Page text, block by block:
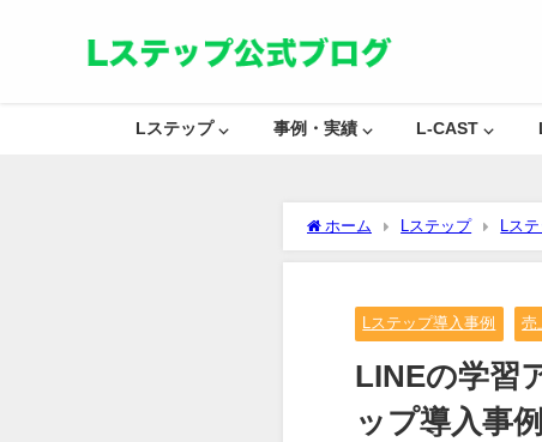
Lステップ ⌵ 事例・実績 ⌵ L-CAST ⌵
ホーム Lステップ Lス
Lステップ導入事例 売
LINEの学習
ップ導入事例